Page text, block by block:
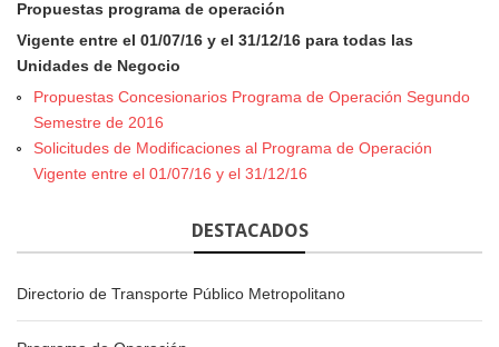
Propuestas programa de operación
Vigente entre el 01/07/16 y el 31/12/16 para todas las
Unidades de Negocio
Propuestas Concesionarios Programa de Operación Segundo
Semestre de 2016
Solicitudes de Modificaciones al Programa de Operación
Vigente entre el 01/07/16 y el 31/12/16
DESTACADOS
Directorio de Transporte Público Metropolitano